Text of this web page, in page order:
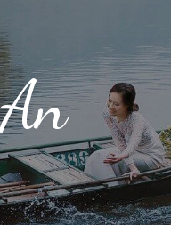
An